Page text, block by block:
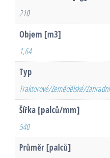
210
Objem [m3]
1,64
Typ
Traktorové/Zemědělské/Zahradní
Šířka [palců/mm]
540
Průměr [palců]